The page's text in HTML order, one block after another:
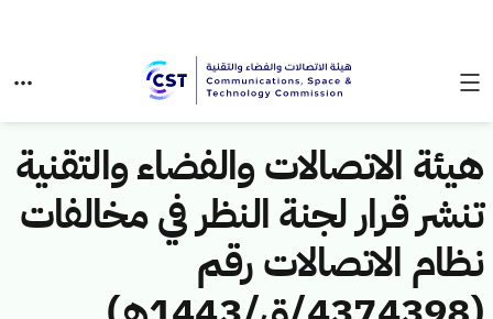
هيئة الاتصالات والفضاء والتقنية
تنشر قرار لجنة النظر في مخالفات
نظام الاتصالات رقم